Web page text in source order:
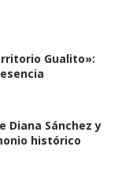
Gualito»:
Diana Sánchez y
histórico